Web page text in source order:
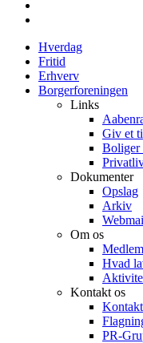
Close
Menu
Hverdag
Fritid
Erhverv
Borgerforeningen
Links
Giv et
Boliger
Dokumenter
Opslag
Arkiv
Om os
Hvad
Kontakt os
Kontakt
PR-